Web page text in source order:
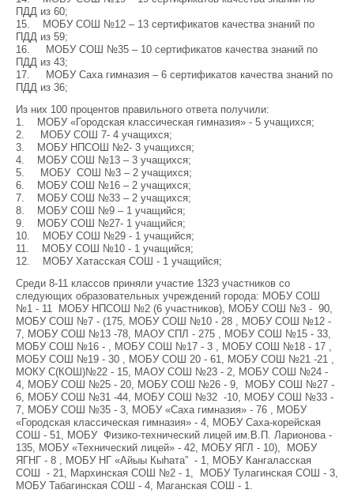
ПДД из 60;
15. МОБУ СОШ №12 – 13 сертификатов качества знаний по
ПДД из 59;
16. МОБУ СОШ №35 – 10 сертификатов качества знаний по
ПДД из 43;
17. МОБУ Саха гимназия – 6 сертификатов качества знаний по
ПДД из 36;
Из них 100 процентов правильного ответа получили:
1. МОБУ «Городская классическая гимназия» - 5 учащихся;
2. МОБУ СОШ 7- 4 учащихся;
3. МОБУ НПСОШ №2- 3 учащихся;
4. МОБУ СОШ №13 – 3 учащихся;
5. МОБУ СОШ №3 – 2 учащихся;
6. МОБУ СОШ №16 – 2 учащихся;
7. МОБУ СОШ №33 – 2 учащихся;
8. МОБУ СОШ №9 – 1 учащийся;
9. МОБУ СОШ №27- 1 учащийся;
10. МОБУ СОШ №29 - 1 учащийся;
11. МОБУ СОШ №10 - 1 учащийся;
12. МОБУ Хатасская СОШ - 1 учащийся;
Среди 8-11 классов приняли участие 1323 участников со
следующих образовательных учреждений города: МОБУ СОШ
№1 - 11 МОБУ НПСОШ №2 (6 участников), МОБУ СОШ №3 - 90,
МОБУ СОШ №7 - (175, МОБУ СОШ №10 - 28 , МОБУ СОШ №12 -
7, МОБУ СОШ №13 -78, МАОУ СПЛ - 275 , МОБУ СОШ №15 - 33,
МОБУ СОШ №16 - , МОБУ СОШ №17 - 3 , МОБУ СОШ №18 - 17 ,
МОБУ СОШ №19 - 30 , МОБУ СОШ 20 - 61, МОБУ СОШ №21 -21 ,
МОКУ С(КОШ)№22 - 15, МАОУ СОШ №23 - 2, МОБУ СОШ №24 -
4, МОБУ СОШ №25 - 20, МОБУ СОШ №26 - 9, МОБУ СОШ №27 -
6, МОБУ СОШ №31 -44, МОБУ СОШ №32 -10, МОБУ СОШ №33 -
7, МОБУ СОШ №35 - 3, МОБУ «Саха гимназия» - 76 , МОБУ
«Городская классическая гимназия» - 4, МОБУ Саха-корейская
СОШ - 51, МОБУ Физико-технический лицей им.В.П. Ларионова -
135, МОБУ «Технический лицей» - 42, МОБУ ЯГЛ - 10), МОБУ
ЯГНГ - 8 , МОБУ НГ «Айыы Кыhата” - 1, МОБУ Кангаласская
СОШ - 21, Мархинская СОШ №2 - 1, МОБУ Тулагинская СОШ - 3,
МОБУ Табагинская СОШ - 4, Маганская СОШ - 1.